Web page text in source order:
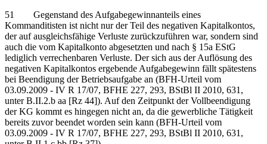
51 Gegenstand des Aufgabegewinnanteils eines
Kommanditisten ist nicht nur der Teil des negativen Kapitalkontos,
der auf ausgleichsfähige Verluste zurückzuführen war, sondern sind
auch die vom Kapitalkonto abgesetzten und nach § 15a EStG
lediglich verrechenbaren Verluste. Der sich aus der Auflösung des
negativen Kapitalkontos ergebende Aufgabegewinn fällt spätestens
bei Beendigung der Betriebsaufgabe an (BFH-Urteil vom
03.09.2009 - IV R 17/07, BFHE 227, 293, BStBl II 2010, 631,
unter B.II.2.b aa [Rz 44]). Auf den Zeitpunkt der Vollbeendigung
der KG kommt es hingegen nicht an, da die gewerbliche Tätigkeit
bereits zuvor beendet worden sein kann (BFH-Urteil vom
03.09.2009 - IV R 17/07, BFHE 227, 293, BStBl II 2010, 631,